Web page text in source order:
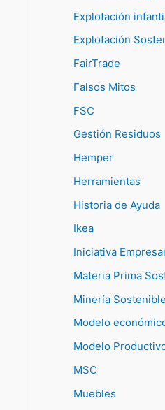
Explotación
Explotación
FairTrade
Falsos Mitos
FSC
Gestión Residuos
Hemper
Herramientas
Historia de Ayuda
Ikea
Iniciativa
Materia Prima
Minería Sostenible
Modelo
Modelo
MSC
Muebles